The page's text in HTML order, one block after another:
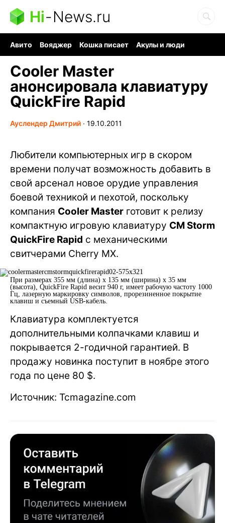
Hi-News.ru
Авито Вояджер Кошка писает
Акулы и люди
Cooler Master
анонсировала клавиатуру
QuickFire Rapid
Ауслендер Дмитрий ∙ 19.10.2011
Любители компьютерных игр в скором
времени получат возможность добавить в
свой арсенал новое орудие управления
боевой техникой и пехотой, поскольку
компания Cooler Master готовит к релизу
компактную игровую клавиатуру CM Storm
QuickFire Rapid с механическими
свитчерами Cherry MX.
При размерах 355 мм (длина) x 135 мм (ширина) x 35 мм
(высота), QuickFire Rapid весит 940 г, имеет рабочую частоту 1000
Гц, лазерную маркировку символов, прорезиненное покрытие
клавиш и съемный USB-кабель.
Клавиатура комплектуется
дополнительными колпачками клавиш и
покрывается 2-годичной гарантией. В
продажу новинка поступит в ноябре этого
года по цене 80 $.
Источник: Tcmagazine.com